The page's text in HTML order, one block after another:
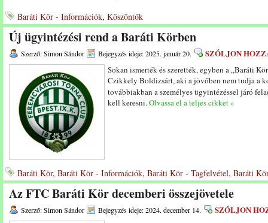
Baráti Kör - Információk, Köszöntők
Új ügyintézési rend a Baráti Körben
Szerző: Simon Sándor Bejegyzés ideje: 2025. január 20. SZÓLJON
Sokan ismerték és szerették, egyben a „Baráti
Czikkely Boldizsárt, aki a jövőben nem tudja a
továbbiakban a személyes ügyintézéssel járó
kell keresni.Olvassa el a teljes cikket »
Baráti Kör, Baráti Kör - Információk, Baráti Kör - Tagfelvétel, Baráti
Az FTC Baráti Kör decemberi összejövetele
Szerző: Simon Sándor Bejegyzés ideje: 2024. december 14. SZÓLJON